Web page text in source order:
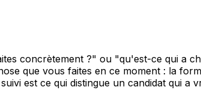
concrètement ?" ou "qu'est-ce qui a
que vous faites en ce moment : la
est ce qui distingue un candidat qui